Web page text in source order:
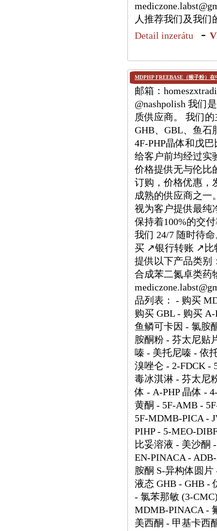
人推荐我们及我们
Detail inzerátu
-
MDPHP FREEBASE（猴子粉）在
邮箱：
@nashpolish 我们
质供应商。 我们
GHB、GBL、鱼石
4F-PHP晶体和戊
给客户前均经过实
价格提供无与伦比
订购，价格优惠，
成熟的供应商之一
视为客户提供最纯
保持着100%的交
我们 24/7 随时待
买 ↗️银行转账 ↗️比
提供以下产品类
合成苯二氮卓类药
品列表： - 购买
购买 GBL - 购买
鱼鳞可卡因 - 氯胺
胺酮粉 - 芬太尼贴
嗪 - 美托尼嗪 - 依
溴唑仑 - 2-FDCK -
毒冰淇淋 - 芬太尼
体 - A-PHP 晶体 -
黄酮 - 5F-AMB -
5F-MDMB-PICA -
PIHP - 5-MEO-
比妥溶液 - 美沙酮
EN-PINACA -
胺酮 S-异构体圆
液态 GHB - GHB -
- 氯苯那敏 (3-
MDMB-PINACA -
美西酮 - 甲基卡西